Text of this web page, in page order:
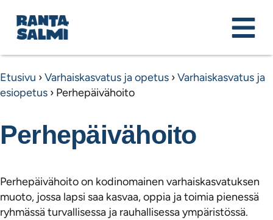
Etusivu ›Varhaiskasvatus ja opetus ›Varhaiskasvatus ja
esiopetus › Perhepäivähoito
Perhepäivähoito
Perhepäivähoito on kodinomainen varhaiskasvatuksen
muoto, jossa lapsi saa kasvaa, oppia ja toimia pienessä
ryhmässä turvallisessa ja rauhallisessa ympäristössä.